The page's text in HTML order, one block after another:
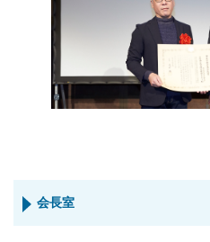
会長室